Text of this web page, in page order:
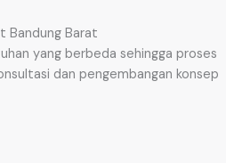
Bandung Barat
yang berbeda sehingga proses
dan pengembangan konsep